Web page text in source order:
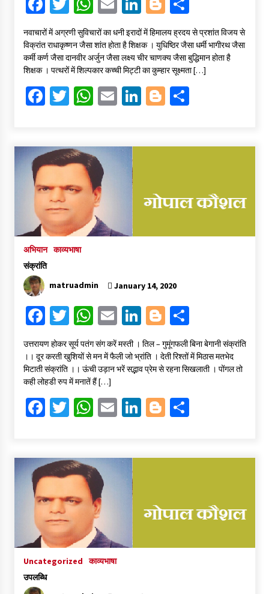
ce
b
o
o
k
wi
tt
er
h
at
sA
p
p
m
ai
l
n
ke
dI
n
gg
er
h
ar
e
नवाचारों में अग्रणी सुविचारों का धनी इरादों में हिमालय ह्रदय से प्रशांत विजय से
विक्रांत राधाकृष्णन जैसा शांत होता है शिक्षक । युधिष्ठिर जैसा धर्मी भागीरथ जैसा
कर्मी कर्ण जैसा दानवीर अर्जुन जैसा लक्ष्य चीर चाणक्य जैसा बुद्धिमान होता है
शिक्षक । पत्थरों में शिल्पकार कच्ची मिट्टी का कुम्हार सूक्ष्मता […]
Fa
o
o
k
T
er
W
sA
p
p
E
l
Li
dI
Bl
er
S
e
अभियान काव्यभाषा
संक्रांति
matruadmin
January 14, 2020
Fa
ce
b
o
o
k
T
wi
tt
er
W
h
at
sA
p
p
E
m
ai
l
Li
n
ke
dI
n
Bl
o
gg
er
S
h
ar
e
उत्तरायण होकर सूर्य पतंग संग करें मस्ती । तिल – गुमूंगफली बिना बेगानी संक्रांति
।। दूर करती खुशियों से मन में फैली जो भ्रांति । देती रिश्तों में मिठास मतभेद
मिटाती संक्रांति ।। ऊंची उड़ान भरें सद्भाव प्रेम से रहना सिखलाती । पोंगल तो
कही लोहडी रुप में मनातें हैं […]
Fa
o
o
k
T
er
W
sA
p
p
E
l
Li
dI
Bl
er
S
e
Uncategorized काव्यभाषा
उपलब्धि